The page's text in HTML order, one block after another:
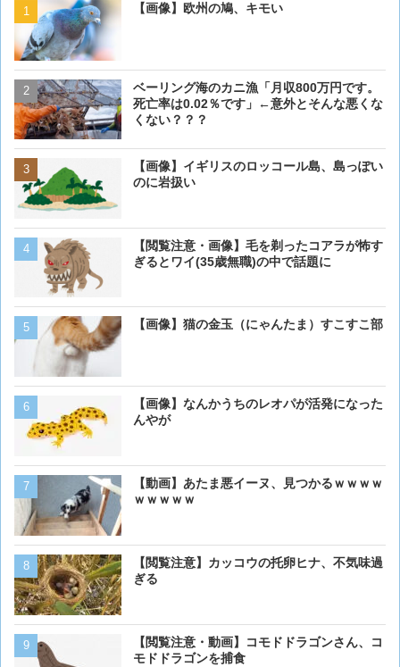
【画像】欧州の鳩、キモい
ベーリング海のカニ漁「月収800万円です。
死亡率は0.02％です」←意外とそんな悪くな
くない？？？
【画像】イギリスのロッコール島、島っぽい
のに岩扱い
【閲覧注意・画像】毛を剃ったコアラが怖す
ぎるとワイ(35歳無職)の中で話題に
【画像】猫の金玉（にゃんたま）すこすこ部
【画像】なんかうちのレオパが活発になった
んやが
【動画】あたま悪イーヌ、見つかるｗｗｗｗ
ｗｗｗｗｗ
【閲覧注意】カッコウの托卵ヒナ、不気味過
ぎる
【閲覧注意・動画】コモドドラゴンさん、コ
モドドラゴンを捕食
【画像】欧州の鳩、キモい
【閲覧注意・画像】毛を剃
ぎるとワイ(35歳無職)の中
【画像】イギリスのロッコ
【画像】猫が抱きついてく
【画像】 アメリカのケー
【画像】ボクの横に来る実
ベーリング海のカニ漁「月
【動画】男性、ロバにちょ
【画像】イッヌ、リモコ
を切る